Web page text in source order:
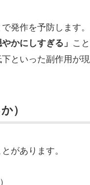
発作を予防します
かにしすぎる」 こ
といった副作用が
）
があります。